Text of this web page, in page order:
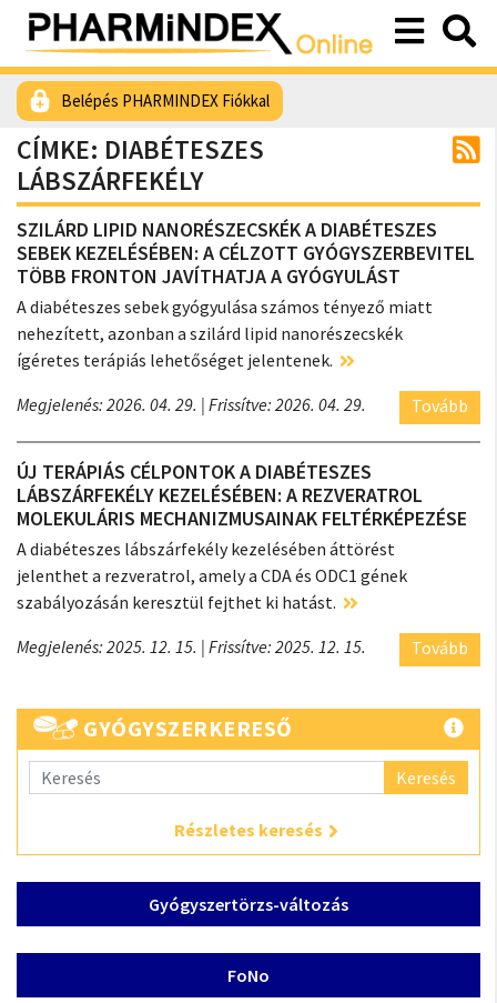
Belépés PHARMINDEX Fiókkal
CÍMKE: DIABÉTESZES
LÁBSZÁRFEKÉLY
SZILÁRD LIPID NANORÉSZECSKÉK A DIABÉTESZES
SEBEK KEZELÉSÉBEN: A CÉLZOTT GYÓGYSZERBEVITEL
TÖBB FRONTON JAVÍTHATJA A GYÓGYULÁST
A diabéteszes sebek gyógyulása számos tényező miatt
nehezített, azonban a szilárd lipid nanorészecskék
ígéretes terápiás lehetőséget jelentenek.
Megjelenés: 2026. 04. 29. | Frissítve: 2026. 04. 29. Tovább
ÚJ TERÁPIÁS CÉLPONTOK A DIABÉTESZES
LÁBSZÁRFEKÉLY KEZELÉSÉBEN: A REZVERATROL
MOLEKULÁRIS MECHANIZMUSAINAK FELTÉRKÉPEZÉSE
A diabéteszes lábszárfekély kezelésében áttörést
jelenthet a rezveratrol, amely a CDA és ODC1 gének
szabályozásán keresztül fejthet ki hatást.
Megjelenés: 2025. 12. 15. | Frissítve: 2025. 12. 15. Tovább
GYÓGYSZERKERESŐ
Keresés
Részletes keresés
Gyógyszertörzs-változás
FoNo